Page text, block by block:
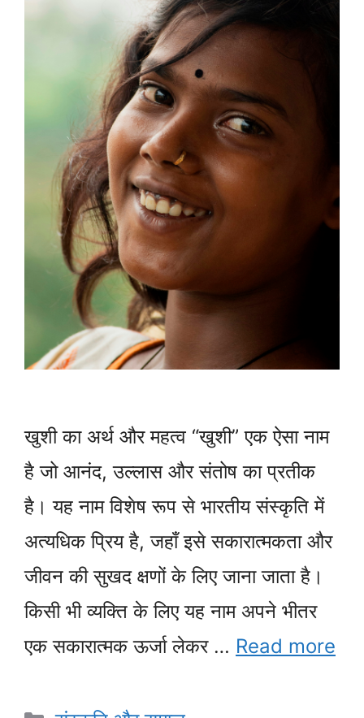
खुशी का अर्थ और महत्व “खुशी” एक ऐसा नाम
है जो आनंद, उल्लास और संतोष का प्रतीक
है। यह नाम विशेष रूप से भारतीय संस्कृति में
अत्यधिक प्रिय है, जहाँ इसे सकारात्मकता और
जीवन की सुखद क्षणों के लिए जाना जाता है।
किसी भी व्यक्ति के लिए यह नाम अपने भीतर
एक सकारात्मक ऊर्जा लेकर … Read more